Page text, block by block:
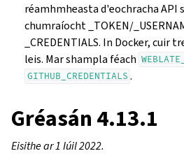
réamhmheasta d'eochracha API
chumraíocht _TOKEN/
_CREDENTIALS. In Docker, cuir
leis. Mar shampla féach
GITHUB_CREDENTIALS .
Gréasán 4.13.1
Eisithe ar 1 Iúil 2022.